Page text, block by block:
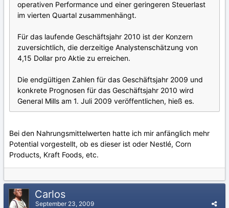
operativen Performance und einer geringeren Steuerlast
im vierten Quartal zusammenhängt.
Für das laufende Geschäftsjahr 2010 ist der Konzern
zuversichtlich, die derzeitige Analystenschätzung von
4,15 Dollar pro Aktie zu erreichen.
Die endgültigen Zahlen für das Geschäftsjahr 2009 und
konkrete Prognosen für das Geschäftsjahr 2010 wird
General Mills am 1. Juli 2009 veröffentlichen, hieß es.
Bei den Nahrungsmittelwerten hatte ich mir anfänglich mehr
Potential vorgestellt, ob es dieser ist oder Nestlé, Corn
Products, Kraft Foods, etc.
Carlos
September 23, 2009